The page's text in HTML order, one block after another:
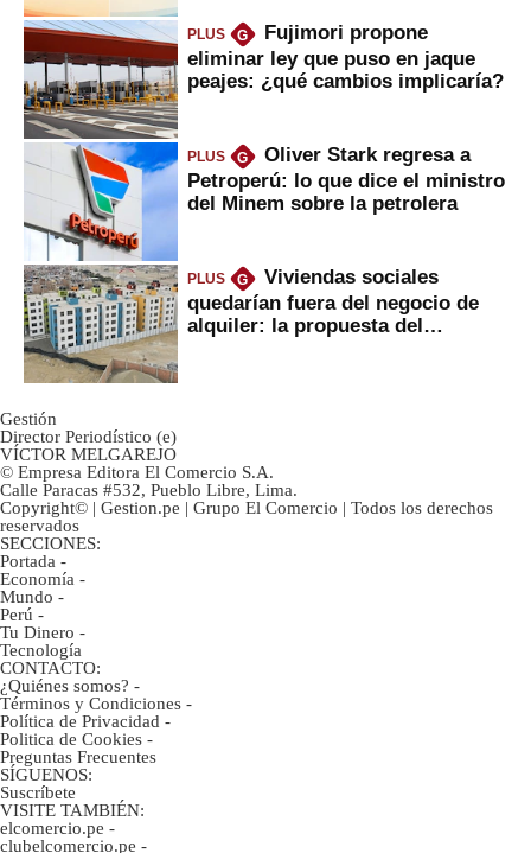
PLUS G
Fujimori propone
eliminar ley que puso en jaque
peajes: ¿qué cambios implicaría?
PLUS G
Oliver Stark regresa a
Petroperú: lo que dice el ministro
del Minem sobre la petrolera
PLUS G
Viviendas sociales
quedarían fuera del negocio de
alquiler: la propuesta del
Gestión
Director Periodístico (e)
VÍCTOR MELGAREJO
© Empresa Editora El Comercio S.A.
Calle Paracas #532, Pueblo Libre, Lima.
Copyright© | Gestion.pe | Grupo El Comercio | Todos los derechos
reservados
SECCIONES:
Portada -
Economía -
Mundo -
Perú -
Tu Dinero -
Tecnología
CONTACTO:
¿Quiénes somos? -
Términos y Condiciones -
Política de Privacidad -
Politica de Cookies -
Preguntas Frecuentes
SÍGUENOS:
Suscríbete
VISITE TAMBIÉN:
elcomercio.pe -
clubelcomercio.pe -